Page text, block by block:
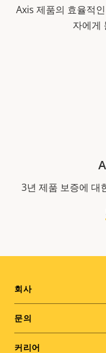
Axis 제품의 효율적
자에게
3년 제품 보증에 대
Footer
menu
회사
문의
커리어